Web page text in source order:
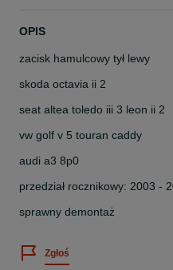
OPIS
zacisk hamulcowy tył lewy
skoda octavia ii 2
seat altea toledo iii 3 leon ii 2
vw golf v 5 touran caddy
audi a3 8p0
przedział rocznikowy: 2003 -
sprawny demontaż
Zgłoś